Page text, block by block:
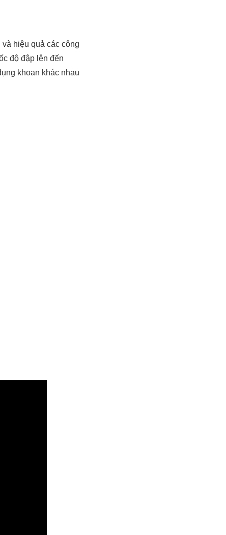
hiệu quả các công
độ đập lên đến
khoan khác nhau